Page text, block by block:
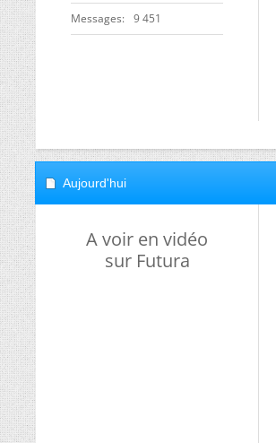
Messages 9 451
Aujourd'hui
A voir en vidéo
sur Futura